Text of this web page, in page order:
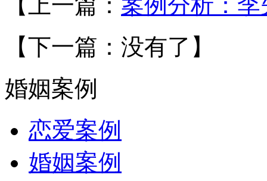
【下一篇：没有了】
婚姻案例
恋爱案例
婚姻案例